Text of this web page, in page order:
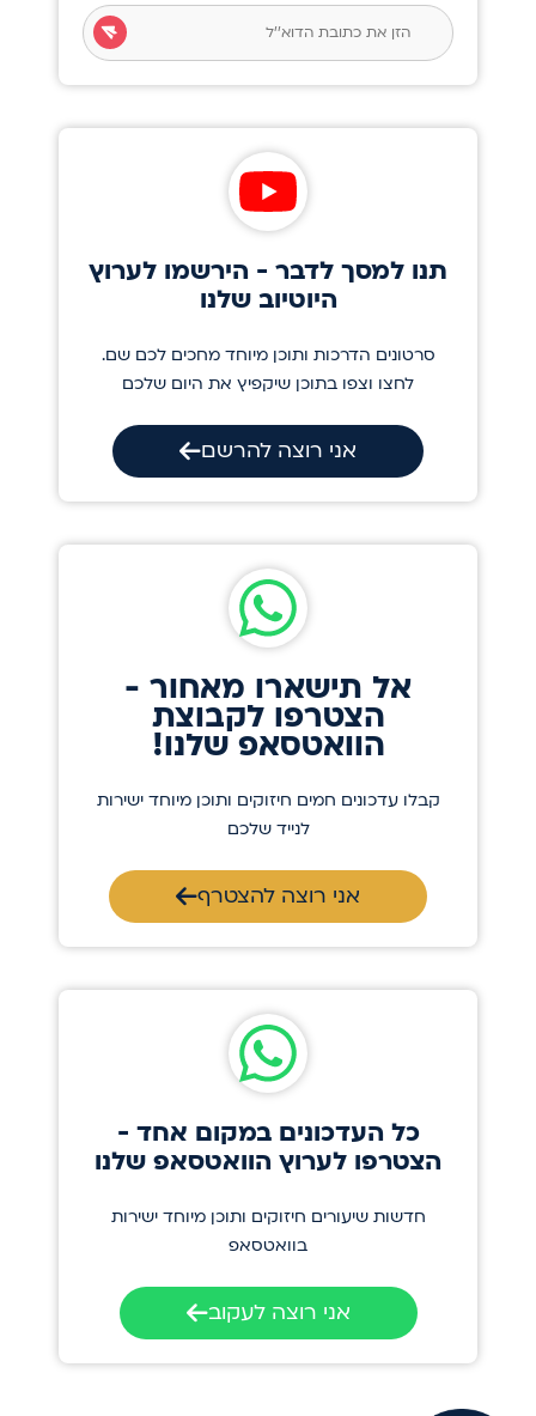
תנו למסך לדבר - הירשמו לערוץ
היוטיוב שלנו
סרטונים הדרכות ותוכן מיוחד מחכים לכם שם.
לחצו וצפו בתוכן שיקפיץ את היום שלכם
אני רוצה להרשם
אל תישארו מאחור -
הצטרפו לקבוצת
הוואטסאפ שלנו!
קבלו עדכונים חמים חיזוקים ותוכן מיוחד ישירות
לנייד שלכם
אני רוצה להצטרף
כל העדכונים במקום אחד -
הצטרפו לערוץ הוואטסאפ שלנו
חדשות שיעורים חיזוקים ותוכן מיוחד ישירות
בוואטסאפ
אני רוצה לעקוב